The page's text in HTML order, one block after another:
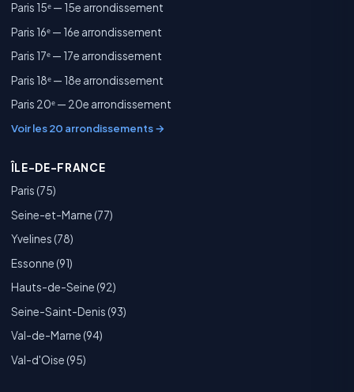
Paris 15ᵉ — 15e arrondissement
Paris 16ᵉ — 16e arrondissement
Paris 17ᵉ — 17e arrondissement
Paris 18ᵉ — 18e arrondissement
Paris 20ᵉ — 20e arrondissement
Voir les 20 arrondissements →
ÎLE-DE-FRANCE
Paris (75)
Seine-et-Marne (77)
Yvelines (78)
Essonne (91)
Hauts-de-Seine (92)
Seine-Saint-Denis (93)
Val-de-Marne (94)
Val-d'Oise (95)